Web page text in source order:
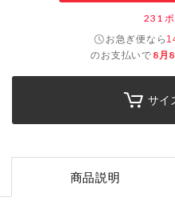
231
お急ぎ便なら
のお支払いで 8月
サイ
商品説明